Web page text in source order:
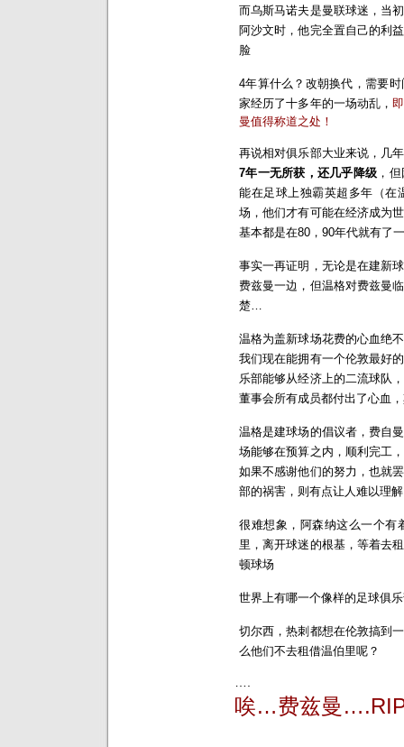
而乌斯马诺夫是曼联球迷，当
阿沙文时，他完全置自己的利
脸
4年算什么？改朝换代，需要
家经历了十多年的一场动乱，
曼值得称道之处！
再说相对俱乐部大业来说，几
7年一无所获，还几乎降级 ，
能在足球上独霸英超多年（在
场，他们才有可能在经济成为
基本都是在80，90年代就有了
事实一再证明，无论是在建新
费兹曼一边，但温格对费兹曼
楚…
温格为盖新球场花费的心血绝
我们现在能拥有一个伦敦最好
乐部能够从经济上的二流球队
董事会所有成员都付出了心血
温格是建球场的倡议者，费自
场能够在预算之内，顺利完工
如果不感谢他们的努力，也就
部的祸害，则有点让人难以理
很难想象，阿森纳这么一个有
里，离开球迷的根基，等着去
顿球场
世界上有哪一个像样的足球俱
切尔西，热刺都想在伦敦搞到
么他们不去租借温伯里呢？
唉…费兹曼